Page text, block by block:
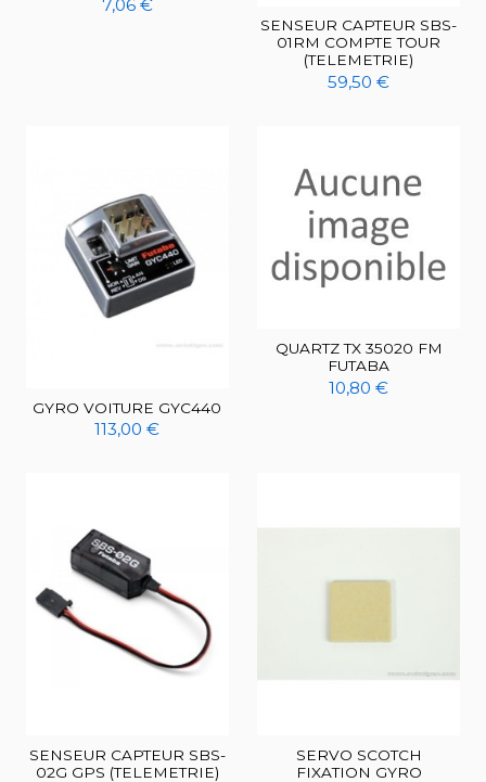
7,06 €
SENSEUR CAPTEUR SBS-
01RM COMPTE TOUR
(TELEMETRIE)
59,50 €
GYRO VOITURE GYC440
113,00 €
QUARTZ TX 35020 FM
FUTABA
10,80 €
SENSEUR CAPTEUR SBS-
02G GPS (TELEMETRIE)
SERVO SCOTCH
FIXATION GYRO